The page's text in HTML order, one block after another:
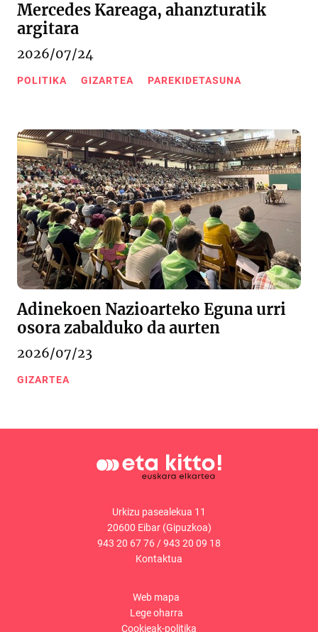
Mercedes Kareaga, ahanzturatik
argitara
2026/07/24
POLITIKA GIZARTEA PAREKIDETASUNA
Adinekoen Nazioarteko Eguna urri
osora zabalduko da aurten
2026/07/23
GIZARTEA
Urkizu pasealekua 11
20600 Eibar (Gipuzkoa)
943 20 67 76/943 20 09 18
Kontaktua
Web mapa
Lege oharra
Cookieak-politika